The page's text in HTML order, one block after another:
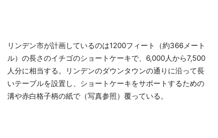
リンデン市が計画しているのは1200フィート（約366メート
ル）の長さのイチゴのショートケーキで、6,000人から7,500
人分に相当する。リンデンのダウンタウンの通りに沿って長
いテーブルを設置し、ショートケーキをサポートするための
溝や赤白格子柄の紙で（写真参照）覆っている。